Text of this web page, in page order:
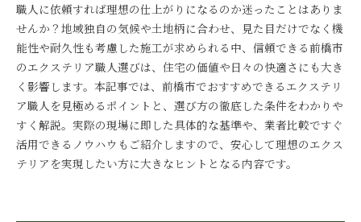
職人に依頼すれば理想の仕上がりになるのか迷ったことはありま
せんか？地域独自の気候や土地柄に合わせ、見た目だけでなく機
能性や耐久性も考慮した施工が求められる中、信頼できる前橋市
のエクステリア職人選びは、住宅の価値や日々の快適さにも大き
く影響します。本記事では、前橋市でおすすめできるエクステリ
ア職人を見極めるポイントと、選び方の徹底した条件をわかりや
すく解説。実際の現場に即した具体的な基準や、業者比較ですぐ
活用できるノウハウもご紹介しますので、安心して理想のエクス
テリアを実現したい方に大きなヒントとなる内容です。